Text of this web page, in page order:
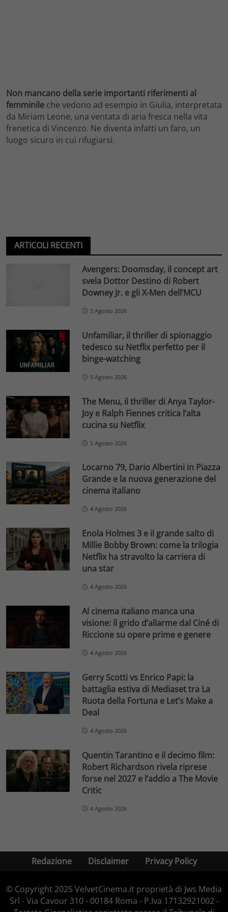
Non mancano della serie importanti riferimenti al
femminile che vedono ad esempio in Giulia, interpretata
da Miriam Leone, una ventata di aria fresca nella vita
frenetica di Vincenzo. Ne diventa infatti un faro, un
luogo sicuro in cui rifugiarsi.
ARTICOLI RECENTI
Avengers: Doomsday, il concept art
svela Dottor Destino di Robert
Downey Jr. e gli X-Men dell’MCU
5 Agosto 2026
Unfamiliar, il thriller di spionaggio
tedesco su Netflix perfetto per il
binge-watching
5 Agosto 2026
The Menu, il thriller di Anya Taylor-
Joy e Ralph Fiennes critica l’alta
cucina su Netflix
5 Agosto 2026
Locarno 79, Dario Albertini in Piazza
Grande e la nuova generazione del
cinema italiano
4 Agosto 2026
Enola Holmes 3 e il grande salto di
Millie Bobby Brown: come la trilogia
Netflix ha stravolto la carriera di
una star
4 Agosto 2026
Al cinema italiano manca una
visione: il grido d’allarme dal Ciné di
Riccione su opere prime e genere
4 Agosto 2026
Gerry Scotti vs Enrico Papi: la
battaglia estiva di Mediaset tra La
Ruota della Fortuna e Let’s Make a
Deal
4 Agosto 2026
Quentin Tarantino e il decimo film:
Robert Richardson rivela riprese
forse nel 2027 e l’addio a The Movie
Critic
4 Agosto 2026
Redazione Disclaimer Privacy Policy
© Copyright 2025 VelvetCinema.it proprietà di Jws Media
Srl - Via Cavour 310 - 00184 Roma - P.Iva 17132921002 -